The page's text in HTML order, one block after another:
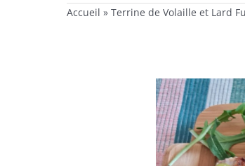
Accueil » Terrine de Volaille et Lard